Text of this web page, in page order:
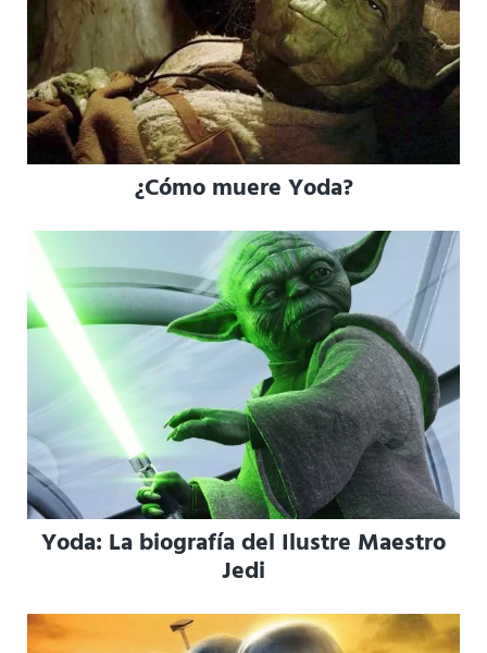
¿Cómo muere Yoda?
Yoda: La biografía del Ilustre Maestro
Jedi